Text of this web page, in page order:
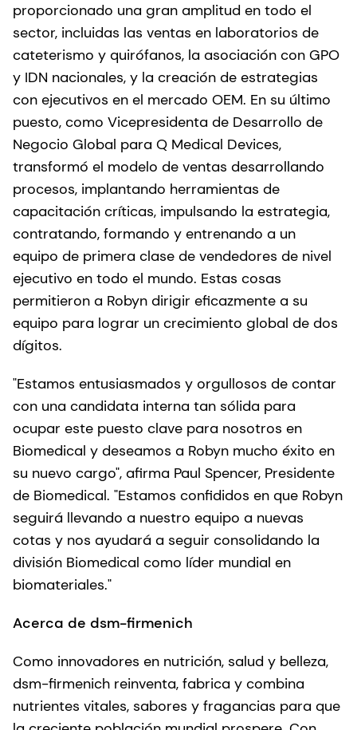
proporcionado una gran amplitud en todo el
sector, incluidas las ventas en laboratorios de
cateterismo y quirófanos, la asociación con GPO
y IDN nacionales, y la creación de estrategias
con ejecutivos en el mercado OEM. En su último
puesto, como Vicepresidenta de Desarrollo de
Negocio Global para Q Medical Devices,
transformó el modelo de ventas desarrollando
procesos, implantando herramientas de
capacitación críticas, impulsando la estrategia,
contratando, formando y entrenando a un
equipo de primera clase de vendedores de nivel
ejecutivo en todo el mundo. Estas cosas
permitieron a Robyn dirigir eficazmente a su
equipo para lograr un crecimiento global de dos
dígitos.
"Estamos entusiasmados y orgullosos de contar
con una candidata interna tan sólida para
ocupar este puesto clave para nosotros en
Biomedical y deseamos a Robyn mucho éxito en
su nuevo cargo", afirma Paul Spencer, Presidente
de Biomedical. "Estamos conﬁdidos en que Robyn
seguirá llevando a nuestro equipo a nuevas
cotas y nos ayudará a seguir consolidando la
división Biomedical como líder mundial en
biomateriales."
Acerca de dsm-firmenich
Como innovadores en nutrición, salud y belleza,
dsm-firmenich reinventa, fabrica y combina
nutrientes vitales, sabores y fragancias para que